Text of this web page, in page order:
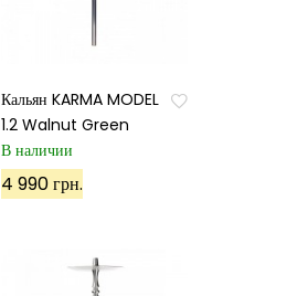
Кальян KARMA MODEL
1.2 Walnut Green
В наличии
4 990 грн.